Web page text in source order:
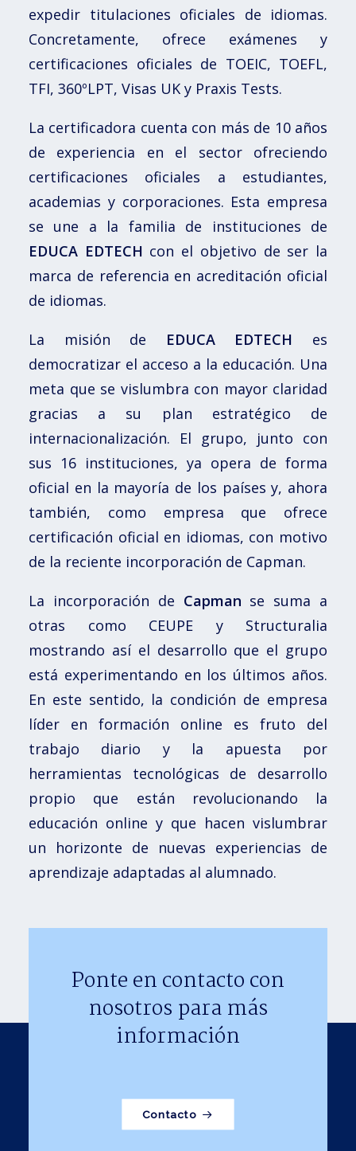
expedir titulaciones oficiales de idiomas.
Concretamente, ofrece exámenes y
certificaciones oficiales de TOEIC, TOEFL,
TFI, 360ºLPT, Visas UK y Praxis Tests.
La certificadora cuenta con más de 10 años
de experiencia en el sector ofreciendo
certificaciones oficiales a estudiantes,
academias y corporaciones. Esta empresa
se une a la familia de instituciones de
EDUCA EDTECH con el objetivo de ser la
marca de referencia en acreditación oficial
de idiomas.
La misión de EDUCA EDTECH es
democratizar el acceso a la educación. Una
meta que se vislumbra con mayor claridad
gracias a su plan estratégico de
internacionalización. El grupo, junto con
sus 16 instituciones, ya opera de forma
oficial en la mayoría de los países y, ahora
también, como empresa que ofrece
certificación oficial en idiomas, con motivo
de la reciente incorporación de Capman.
La incorporación de Capman se suma a
otras como CEUPE y Structuralia
mostrando así el desarrollo que el grupo
está experimentando en los últimos años.
En este sentido, la condición de empresa
líder en formación online es fruto del
trabajo diario y la apuesta por
herramientas tecnológicas de desarrollo
propio que están revolucionando la
educación online y que hacen vislumbrar
un horizonte de nuevas experiencias de
aprendizaje adaptadas al alumnado.
Ponte en contacto con
nosotros para más
información
Contacto